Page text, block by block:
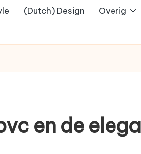
(Dutch) Design Overig
en de